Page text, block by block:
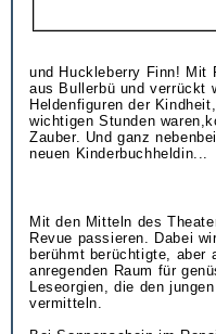
und Huckleberry Finn! Mit
aus Bullerbü und verrückt
Heldenfiguren der
wichtigen Stunden
Zauber. Und ganz
neuen Kinderbuchheldin...
Mit den Mitteln des
Revue passieren. Dabei
berühmt berüchtigte, aber
anregenden Raum für
Leseorgien, die den
vermitteln.